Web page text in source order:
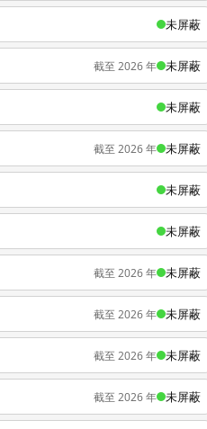
未屏蔽
截至 2026 年 未屏蔽
未屏蔽
截至 2026 年 未屏蔽
未屏蔽
未屏蔽
截至 2026 年 未屏蔽
截至 2026 年 未屏蔽
截至 2026 年 未屏蔽
截至 2026 年 未屏蔽